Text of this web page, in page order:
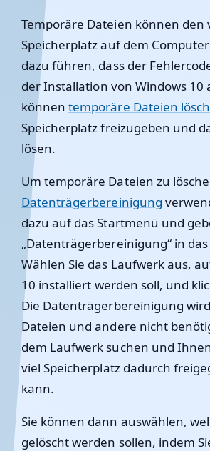
Temporäre Dateien können den
Speicherplatz auf dem
dazu führen, dass der
der Installation von Windows 10
könnentemporäre Dateien
Speicherplatz freizugeben und
lösen.
Um temporäre Dateien zu
Datenträgerbereinigung
dazu auf das Startmenü und
„Datenträgerbereinigung“ in
Wählen Sie das Laufwerk aus,
10 installiert werden soll, und
Die Datenträgerbereinigung
Dateien und andere nicht
dem Laufwerk suchen und
viel Speicherplatz dadurch
kann.
Sie können dann auswählen,
gelöscht werden sollen, indem